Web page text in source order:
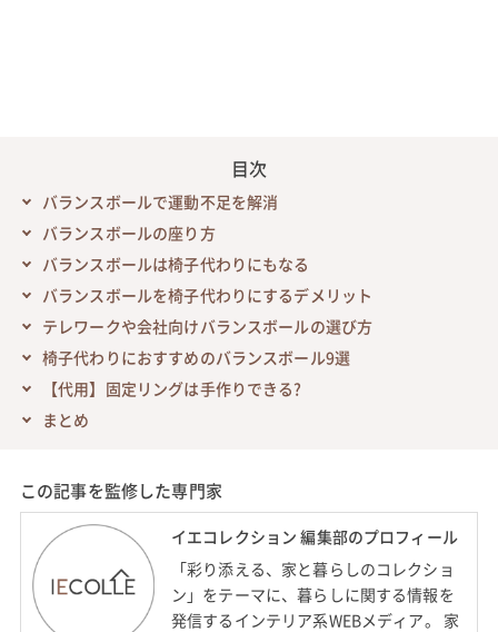
目次
バランスボールで運動不足を解消
バランスボールの座り方
バランスボールは椅子代わりにもなる
バランスボールを椅子代わりにするデメリット
テレワークや会社向けバランスボールの選び方
椅子代わりにおすすめのバランスボール9選
【代用】固定リングは手作りできる?
まとめ
この記事を監修した専門家
イエコレクション 編集部のプロフィール
「彩り添える、家と暮らしのコレクショ
ン」をテーマに、暮らしに関する情報を
発信するインテリア系WEBメディア。 家